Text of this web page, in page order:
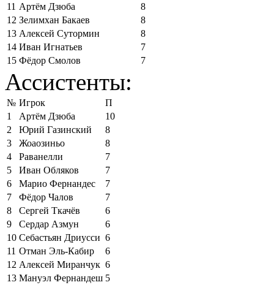
11 Артём Дзюба
8
12 Зелимхан Бакаев
8
13 Алексей Сутормин
8
14 Иван Игнатьев
7
15 Фёдор Смолов 7
Ассистенты:
№ Игрок
П
1
Артём Дзюба
10
2
Юрий Газинский
8
3
Жоаозиньо
8
4
Раванелли
7
5
Иван Обляков
7
6
Марио Фернандес
7
7
Фёдор Чалов
7
8
Сергей Ткачёв
6
9
Сердар Азмун
6
10 Себастьян Дриусси 6
11 Отман Эль-Кабир
6
12 Алексей Миранчук 6
13 Мануэл Фернандеш 5